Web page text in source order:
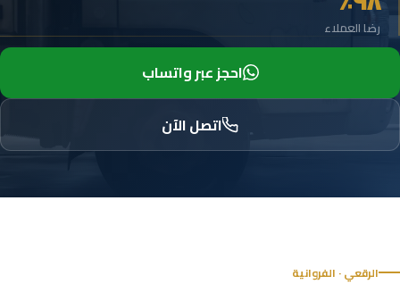
رضا العملاء
احجز عبر واتساب
اتصل الآن
الرقعي · الفروانية